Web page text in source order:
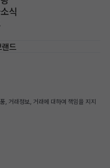
식
랜드
, 거래정보, 거래에 대하여 책임을 지지